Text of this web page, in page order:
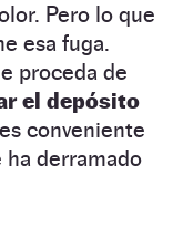
Pero lo que
esa fuga.
proceda de
el depósito
conveniente
derramado